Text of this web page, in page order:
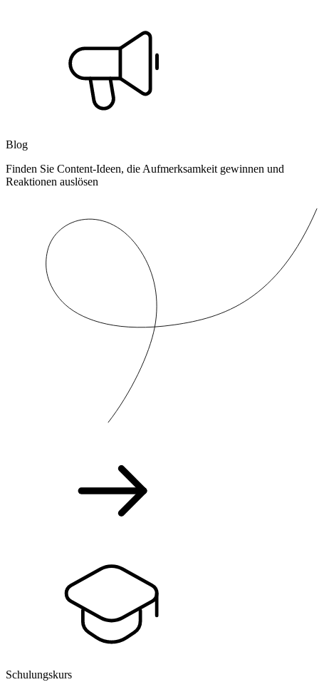
Blog
Finden Sie Content-Ideen, die Aufmerksamkeit gewinnen und
Reaktionen auslösen
Schulungskurs